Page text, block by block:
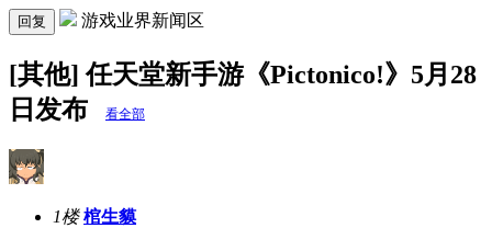
回复 游戏业界新闻区
[其他] 任天堂新手游《Pictonico!》5月28
日发布
看全部
1楼 棺生貘